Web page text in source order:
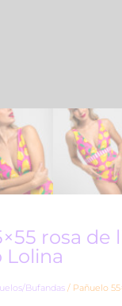
rosa de
Lolina
Bufandas / Pañuelo